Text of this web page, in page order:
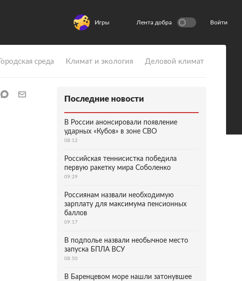
Игры Лента добра Войти
Городская среда Климат и экология Деловой климат
Последние новости
В России анонсировали появление
ударных «Кубов» в зоне СВО
08:12
Российская теннисистка победила
первую ракетку мира Соболенко
09:29
Россиянам назвали необходимую
зарплату для максимума пенсионных
баллов
09:17
В подполье назвали необычное место
запуска БПЛА ВСУ
08:50
В Баренцевом море нашли затонувшее